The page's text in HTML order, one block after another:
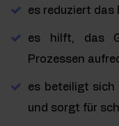
es reduziert das
es hilft, das
Prozessen
es beteiligt sich
und sorgt für